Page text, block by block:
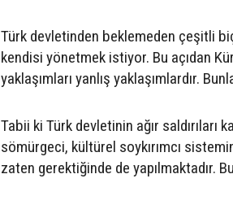
Türk devletinden beklemeden çeşitli
kendisi yönetmek istiyor. Bu açıdan
yaklaşımları yanlış yaklaşımlardır.
Tabii ki Türk devletinin ağır
sömürgeci, kültürel soykırımcı
zaten gerektiğinde de yapılmaktadır.